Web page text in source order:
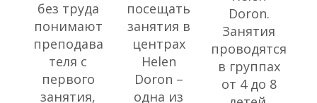
без труда
понимают
преподава
теля с
первого
занятия,
посещать
занятия в
центрах
Helen
Doron –
одна из
Doron.
Занятия
проводятся
в группах
от 4 до 8